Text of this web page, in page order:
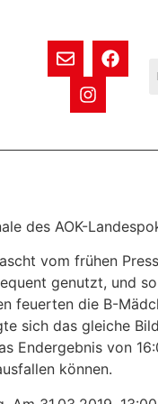
des AOK-
vom frühen
genutzt, und
feuerten die B-
sich das gleiche
Endergebnis von
können.